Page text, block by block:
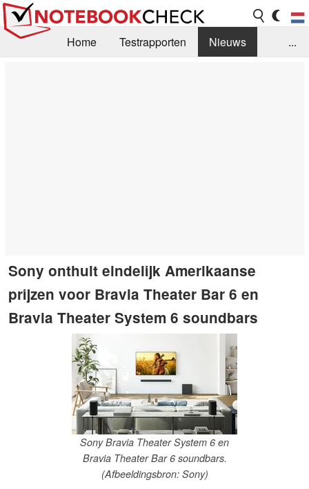
Home Testrapporten
Nieuws
...
Sony onthult eindelijk Amerikaanse
prijzen voor Bravia Theater Bar 6 en
Bravia Theater System 6 soundbars
Sony Bravia Theater System 6 en
Bravia Theater Bar 6 soundbars.
(Afbeeldingsbron: Sony)